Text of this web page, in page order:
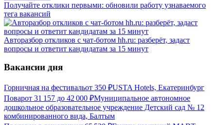
Получайте отклики первыми: обновили работу узнаваемого
тега вакансий
Авторазбор откликов с чат-ботом hh.ru: разберёт, задаст
вопросы и ответит кандидатам за 15 минут
Вакансии дня
Горничная на фестивальот 350 ₽USTA Hotels, Екатеринбург
Поварот 31 157 до 42 000 ₽Муниципальное автономное
дошкольное образовательное учреждение Детский сад № 12
комбинированного вида, Балтым